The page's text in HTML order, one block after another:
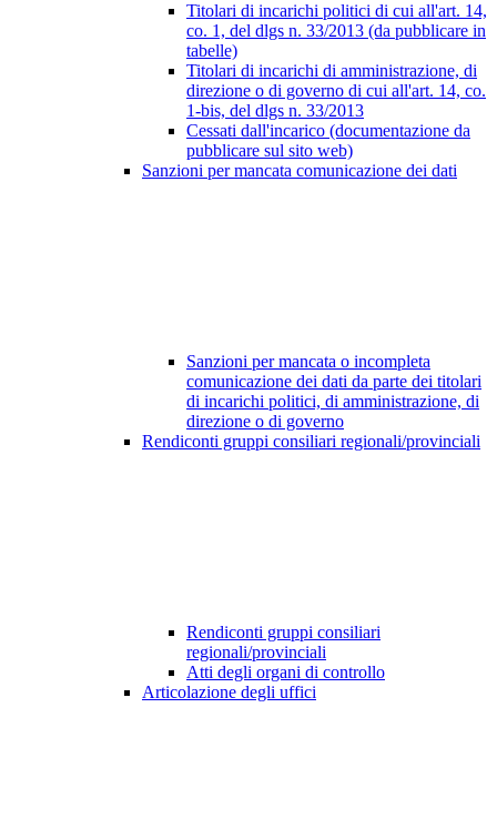
Titolari di incarichi politici di cui all'art. 14,
co. 1, del dlgs n. 33/2013 (da pubblicare in
tabelle)
Titolari di incarichi di amministrazione, di
direzione o di governo di cui all'art. 14, co.
1-bis, del dlgs n. 33/2013
Cessati dall'incarico (documentazione da
pubblicare sul sito web)
Sanzioni per mancata comunicazione dei dati
Sanzioni per mancata o incompleta
comunicazione dei dati da parte dei titolari
di incarichi politici, di amministrazione, di
direzione o di governo
Rendiconti gruppi consiliari regionali/provinciali
Rendiconti gruppi consiliari
regionali/provinciali
Atti degli organi di controllo
Articolazione degli uffici